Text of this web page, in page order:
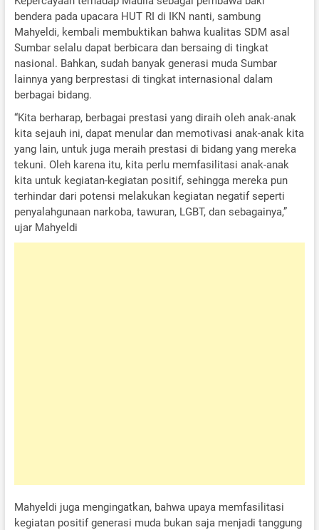
bendera pada upacara HUT RI di IKN nanti, sambung
Mahyeldi, kembali membuktikan bahwa kualitas SDM asal
Sumbar selalu dapat berbicara dan bersaing di tingkat
nasional. Bahkan, sudah banyak generasi muda Sumbar
lainnya yang berprestasi di tingkat internasional dalam
berbagai bidang.
“Kita berharap, berbagai prestasi yang diraih oleh anak-anak
kita sejauh ini, dapat menular dan memotivasi anak-anak kita
yang lain, untuk juga meraih prestasi di bidang yang mereka
tekuni. Oleh karena itu, kita perlu memfasilitasi anak-anak
kita untuk kegiatan-kegiatan positif, sehingga mereka pun
terhindar dari potensi melakukan kegiatan negatif seperti
penyalahgunaan narkoba, tawuran, LGBT, dan sebagainya,”
ujar Mahyeldi
Mahyeldi juga mengingatkan, bahwa upaya memfasilitasi
kegiatan positif generasi muda bukan saja menjadi tanggung